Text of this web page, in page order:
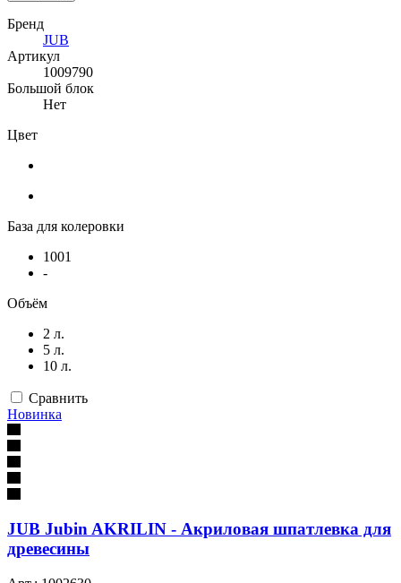
Бренд
JUB
Артикул
1009790
Большой блок
Нет
Цвет
База для колеровки
1001
-
Объём
2 л.
5 л.
10 л.
Сравнить
Новинка
JUB Jubin AKRILIN - Акриловая шпатлевка для
древесины